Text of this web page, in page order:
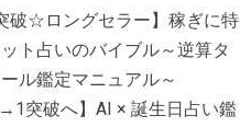
破☆ロングセラー】稼ぎに特
ト占いのバイブル～逆算タ
ル鑑定マニュアル～
突破へ】AI × 誕生日占い鑑